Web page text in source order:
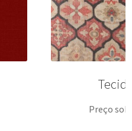
Preço